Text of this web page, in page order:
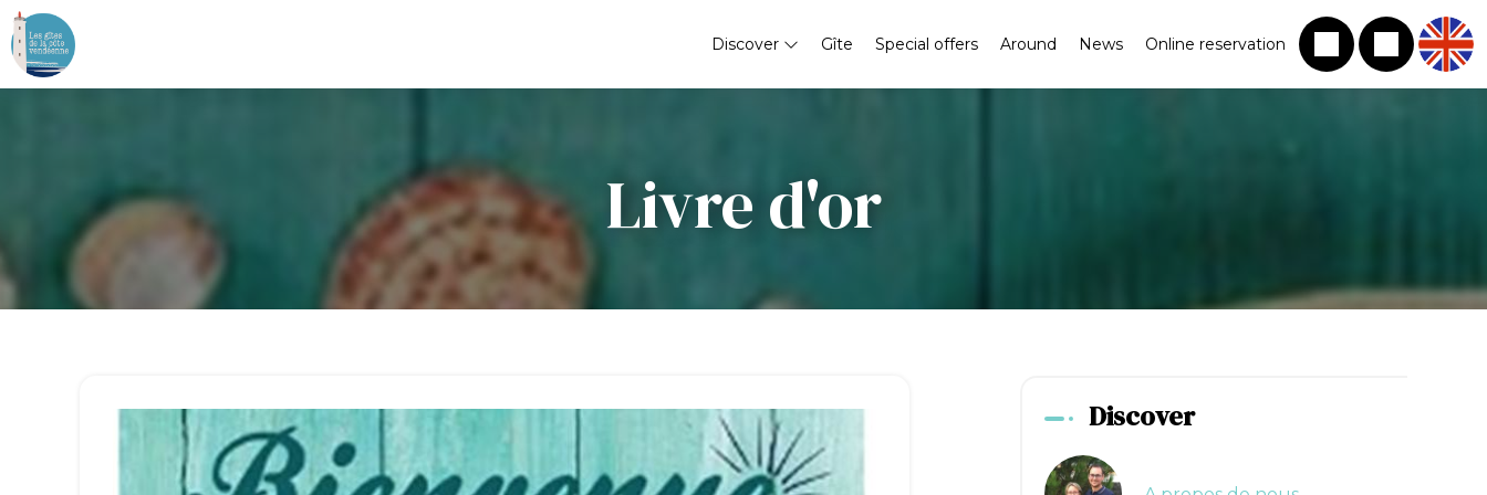
Discover Gîte Special offers Around News Online reservation
Livre d'or
Discover